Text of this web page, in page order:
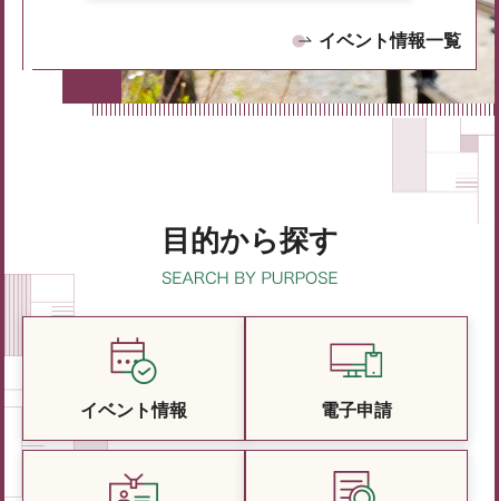
イベント情報一覧
目的から探す
イベント情報 電子申請